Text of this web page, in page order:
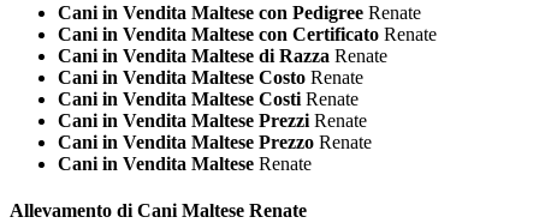
Cani in Vendita Maltese con Pedigree Renate
Cani in Vendita Maltese con Certificato Renate
Cani in Vendita Maltese di Razza Renate
Cani in Vendita Maltese Costo Renate
Cani in Vendita Maltese Costi Renate
Cani in Vendita Maltese Prezzi Renate
Cani in Vendita Maltese Prezzo Renate
Cani in Vendita Maltese Renate
Allevamento di Cani Maltese Renate